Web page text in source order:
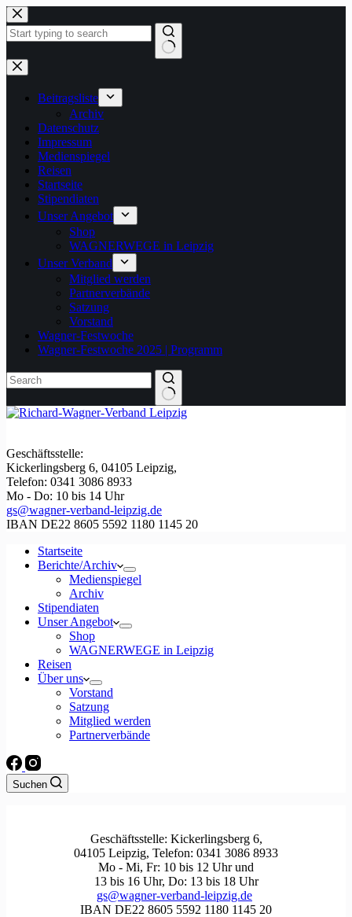
Zum
Inhalt
springen
Keine
Ergebnisse
Beitragsliste
Archiv
Datenschutz
Impressum
Medienspiegel
Reisen
Startseite
Stipendiaten
Unser Angebot
Shop
WAGNERWEGE in Leipzig
Unser Verband
Mitglied werden
Partnerverbände
Satzung
Vorstand
Wagner-Festwoche
Wagner-Festwoche 2025 | Programm
Geschäftsstelle:
Kickerlingsberg 6, 04105 Leipzig,
Telefon: 0341 3086 8933
Mo - Do: 10 bis 14 Uhr
gs@wagner-verband-leipzig.de
IBAN DE22 8605 5592 1180 1145 20
Startseite
Berichte/Archiv
Medienspiegel
Archiv
Stipendiaten
Unser Angebot
Shop
WAGNERWEGE in Leipzig
Reisen
Über uns
Vorstand
Satzung
Mitglied werden
Partnerverbände
Suchen
Geschäftsstelle: Kickerlingsberg 6,
04105 Leipzig, Telefon: 0341 3086 8933
Mo - Mi, Fr: 10 bis 12 Uhr und
13 bis 16 Uhr, Do: 13 bis 18 Uhr
gs@wagner-verband-leipzig.de
IBAN DE22 8605 5592 1180 1145 20